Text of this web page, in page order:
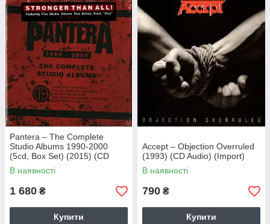
Pantera – The Complete
Studio Albums 1990-2000
(5cd, Box Set) (2015) (CD
Audio) (Import)
В наявності
1 680 ₴
Купити
Accept – Objection Overruled
(1993) (CD Audio) (Import)
В наявності
790 ₴
Купити